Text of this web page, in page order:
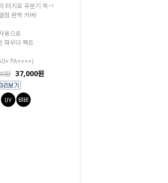
터치로 유분기 쏙~!
점 완벽 커버!
용으로
파우더 팩트
PA++++)
원 37,000원